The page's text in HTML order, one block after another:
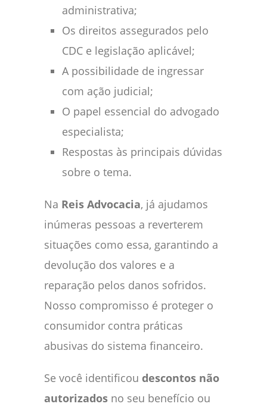
administrativa;
Os direitos assegurados pelo
CDC e legislação aplicável;
A possibilidade de ingressar
com ação judicial;
O papel essencial do advogado
especialista;
Respostas às principais dúvidas
sobre o tema.
Na Reis Advocacia, já ajudamos
inúmeras pessoas a reverterem
situações como essa, garantindo a
devolução dos valores e a
reparação pelos danos sofridos.
Nosso compromisso é proteger o
consumidor contra práticas
abusivas do sistema financeiro.
Se você identificou descontos não
autorizados no seu benefício ou